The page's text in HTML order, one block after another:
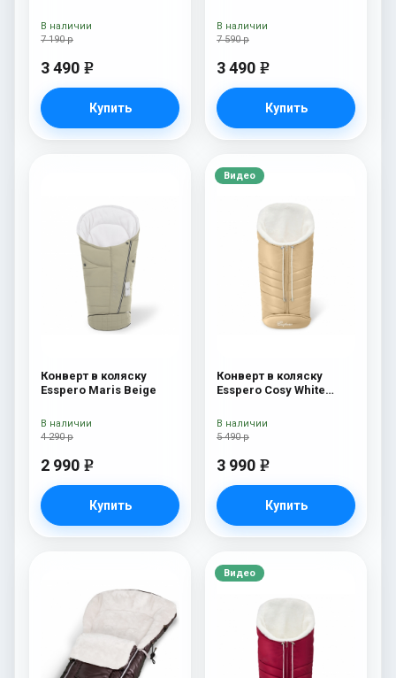
мех) Beige
7 190 р
3 490 e
Купить
В наличии
7 590 р
3 490 e
Купить
В наличии
Конверт в коляску
Esspero Maris Beige
4 290 р
2 990 e
Купить
В наличии
Видео
Конверт в коляску
Esspero Cosy White
5 490 р
3 990 e
Купить
В наличии
Видео